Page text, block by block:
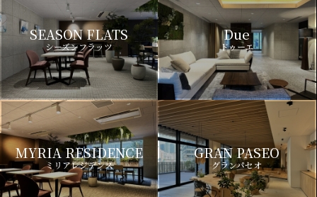
SEASON FLATS
シーズンフラッツ
Due
ドゥーエ
MYRIA RESIDENCE
ミリアレジデンス
GRAN PASEO
グランパセオ